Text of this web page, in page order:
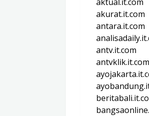
akurat.it.com
antara.it.com
antv.it.com
antvklik.it.com